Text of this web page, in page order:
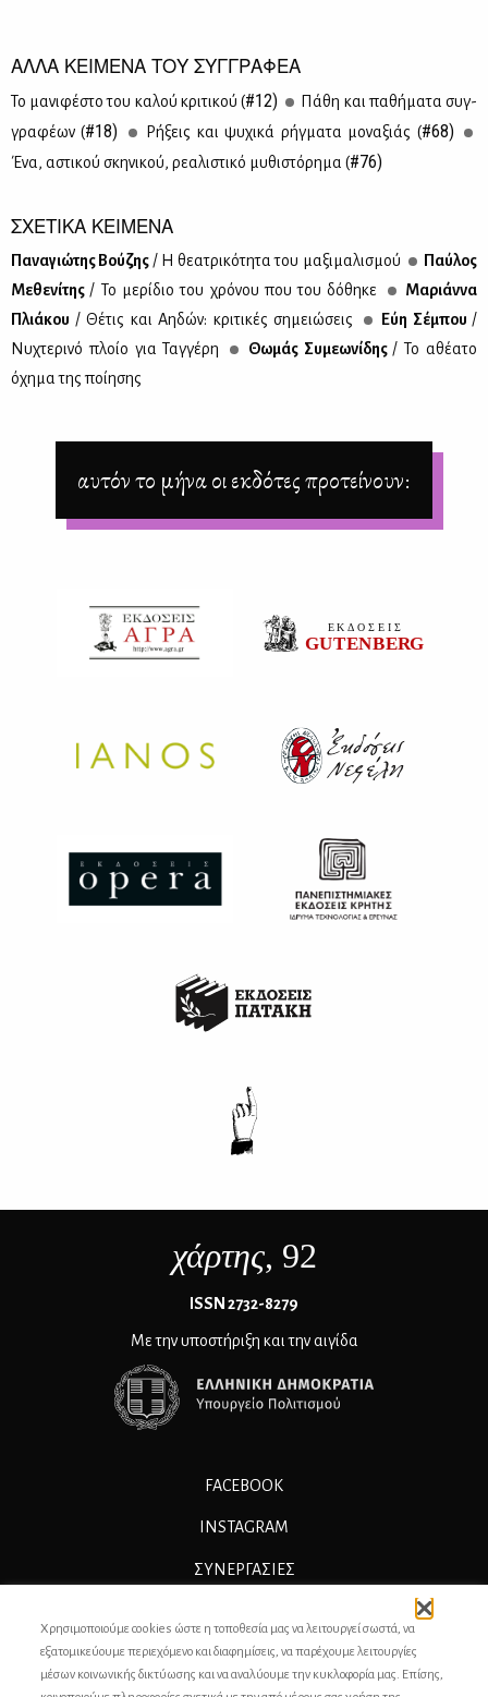
ΑΛΛΑ ΚΕΙΜΕΝΑ ΤΟΥ ΣΥΓΓΡΑΦΕΑ
Το μα­νι­φέ­στο του κα­λού κρι­τι­κού (#12)
Πά­θη και πα­θή­μα­τα συγ­
γρα­φέ­ων (#18) Ρή­ξεις και ψυ­χι­κά ρήγ­μα­τα μο­να­ξιάς (#68)
Ένα, αστι­κού σκη­νι­κού, ρε­α­λι­στι­κό μυ­θι­στό­ρη­μα (#76)
ΣΧΕΤΙΚΑ ΚΕΙΜΕΝΑ
Πα­να­γιώ­της Βού­ζης/ Η θε­α­τρι­κό­τη­τα του μα­ξι­μα­λι­σμού
Παύ­λος
Με­θε­νί­της/ Το με­ρί­διο του χρό­νου που του δό­θη­κε
Μα­ριάν­να
Πλιά­κου / Θέ­τις και Αη­δών: κρι­τι­κές ση­μειώ­σεις Εύη Σέ­μπου /
Νυ­χτε­ρι­νό πλοίο για Ταγ­γέ­ρη
Θω­μάς Συ­με­ω­νί­δης/ Το αθέ­α­το
όχη­μα της ποί­η­σης
αυτόν το μήνα οι εκδότες προτείνουν:
χάρτης, 92
ΙSSN 2732-8279
Με την υποστήριξη και την αιγίδα
FACEBOOK
INSTAGRAM
ΣΥΝΕΡΓΑΣΊΕΣ
ΕΠΙΚΟΙΝΩΝΙΑ
Χρησιμοποιούμε cookies ώστε η τοποθεσία μας να λειτουργεί σωστά, να
εξατομικεύουμε περιεχόμενο και διαφημίσεις, να παρέχουμε λειτουργίες
μέσων κοινωνικής δικτύωσης και να αναλύουμε την κυκλοφορία μας. Επίσης,